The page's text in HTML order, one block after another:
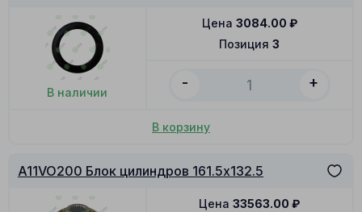
В наличии
Позиция 3
Цена 3084.00 ₽
- +
В корзину
A11VO200 Блок цилиндров 161.5x132.5
Цена 33563.00 ₽